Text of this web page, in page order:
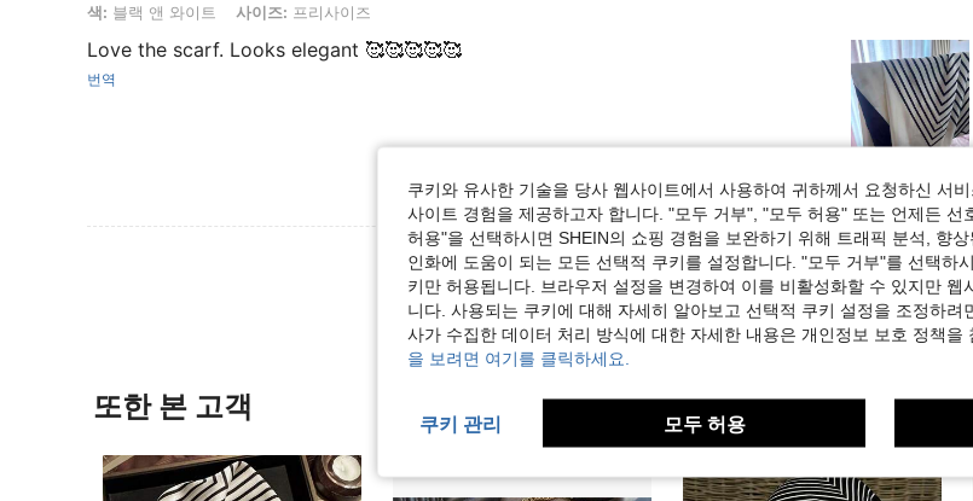
색: 블랙 앤 와이트, 사이즈: 프리사이즈
색: 블랙 앤 와이트 사이즈: 프리사이즈
Love the scarf. Looks elegant 🥰🥰🥰🥰🥰
번역
도움이 됨 (0)
리뷰 더 보기
또한 본 고객
쿠키와 유사한 기술을 당사 웹사이트에서 사용하여 귀하께서 요청하신 서
사이트 경험을 제공하고자 합니다. "모두 거부", "모두 허용" 또는 언제든 선
허용"을 선택하시면 SHEIN의 쇼핑 경험을 보완하기 위해 트래픽 분석, 향
인화에 도움이 되는 모든 선택적 쿠키를 설정합니다. "모두 거부"를 선택하
키만 허용됩니다. 브라우저 설정을 변경하여 이를 비활성화할 수 있지만 웹
니다. 사용되는 쿠키에 대해 자세히 알아보고 선택적 쿠키 설정을 조정하려
사가 수집한 데이터 처리 방식에 대한 자세한 내용은 개인정보 보호 정책을
을 보려면 여기를 클릭하세요.
쿠키 관리 모두 허용